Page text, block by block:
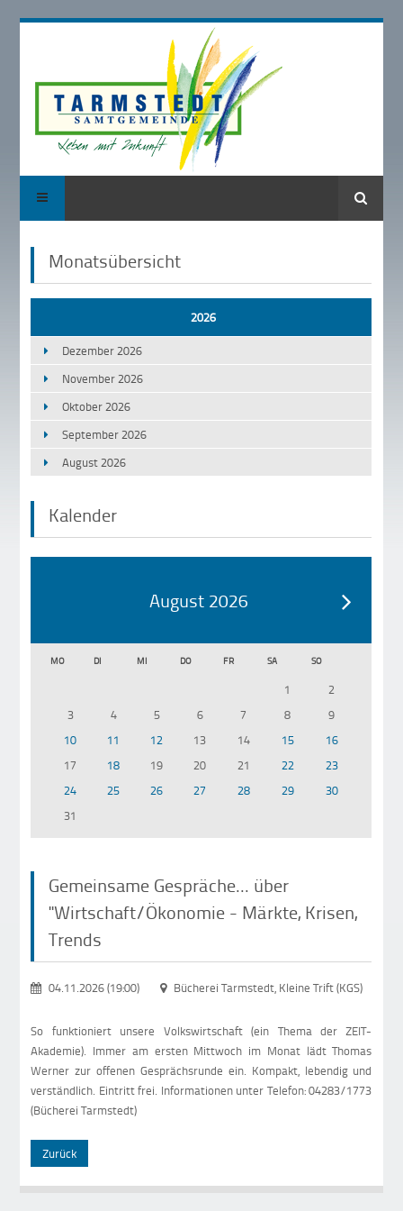
Suche
Monatsübersicht
2026
Dezember 2026
November 2026
Oktober 2026
September 2026
August 2026
Kalender
August 2026
MO DI MI DO FR SA SO
1
2
3
4 5 6 7 8
9
10
11 12 13 14 15
16
17
18 19 20 21 22
23
24
25 26 27 28 29
30
31
Gemeinsame Gespräche... über
"Wirtschaft/Ökonomie - Märkte, Krisen,
Trends
04.11.2026 (19:00) Bücherei Tarmstedt, Kleine Trift (KGS)
So funktioniert unsere Volkswirtschaft (ein Thema der ZEIT-
Akademie). Immer am ersten Mittwoch im Monat lädt Thomas
Werner zur offenen Gesprächsrunde ein. Kompakt, lebendig und
verständlich. Eintritt frei. Informationen unter Telefon: 04283/1773
(Bücherei Tarmstedt)
Zurück